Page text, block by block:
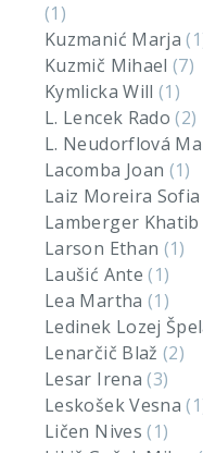
(1)
Kuzmanić Marja
Kuzmič Mihael(7)
Kymlicka Will(1)
L. Lencek Rado(2)
L. Neudorflová
Lacomba Joan (1)
Laiz Moreira Sofia
Lamberger Khatib
Larson Ethan (1)
Laušić Ante(1)
Lea Martha (1)
Ledinek Lozej
Lenarčič Blaž(2)
Lesar Irena(3)
Leskošek Vesna
Ličen Nives(1)